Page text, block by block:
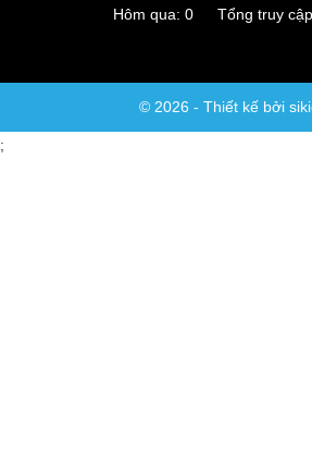
Hôm qua: 0 Tổng truy
© 2026 - Thiết kế bởi
;